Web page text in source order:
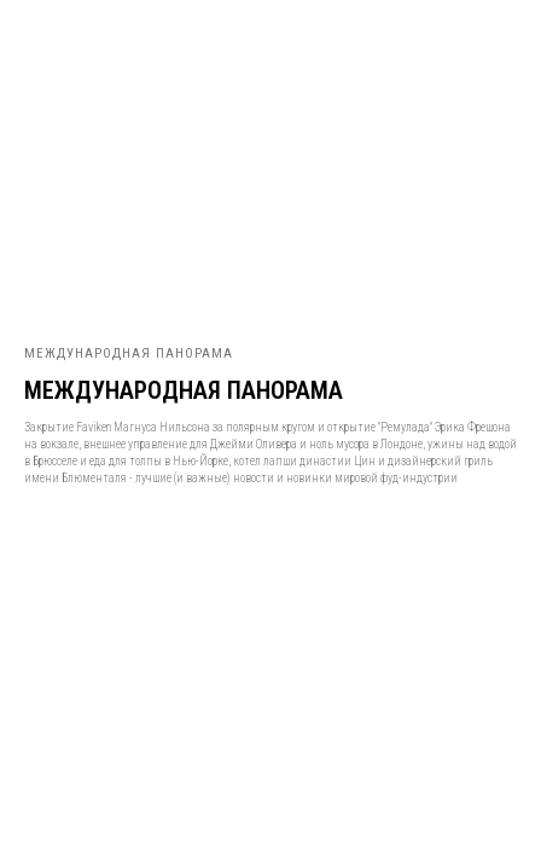
МЕЖДУНАРОДНАЯ ПАНОРАМА
МЕЖДУНАРОДНАЯ ПАНОРАМА
Закрытие Faviken Магнуса Нильсона за полярным кругом и открытие "Ремулада" Эрика Фрешона
на вокзале, внешнее управление для Джейми Оливера и ноль мусора в Лондоне, ужины над водой
в Брюсселе и еда для толпы в Нью-Йорке, котел лапши династии Цин и дизайнерский гриль
имени Блюменталя - лучшие (и важные) новости и новинки мировой фуд-индустрии